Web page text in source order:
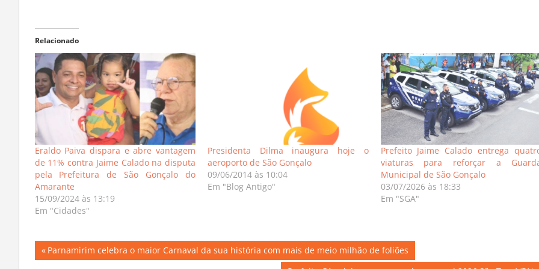
Eraldo Paiva dispara e abre vantagem
de 11% contra Jaime Calado na disputa
pela Prefeitura de São Gonçalo do
Amarante
15/09/2024 às 13:19
Em "Cidades"
Presidenta Dilma inaugura hoje o
aeroporto de São Gonçalo
09/06/2014 às 10:04
Em "Blog Antigo"
Prefeito Jaime Calado entrega
viaturas para reforçar a
Municipal de São Gonçalo
03/07/2026 às 18:33
Em "SGA"
Navegação
Previous
Parnamirim celebra o maior Carnaval da sua história com mais de meio milhão de foliões